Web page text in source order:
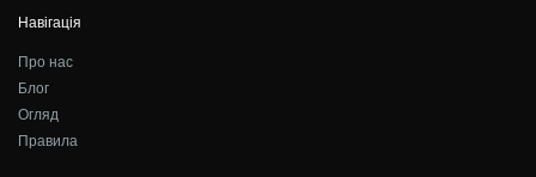
Навігація
Про нас
Блог
Огляд
Правила